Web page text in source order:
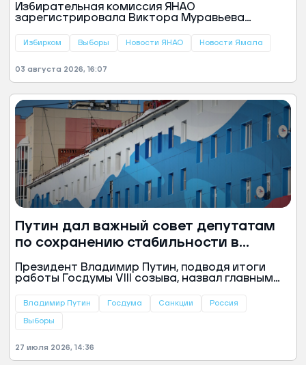
Избирательная комиссия ЯНАО
зарегистрировала Виктора Муравьева
думы России. Об этом сообщили в канале
Избирком Выборы Новости ЯНАО Новости Ямала
03 августа 2026, 16:07
Путин дал важный совет депутатам
по сохранению стабильности в
стране
Президент Владимир Путин, подводя итоги
работы Госдумы VIII созыва, назвал главным
и призвал депутатов сохранить ее после
поблагодарил парламент за поддержку
выполнение социальных обязательств.
Владимир Путин Госдума Санкции Россия
Выборы
27 июля 2026, 14:36